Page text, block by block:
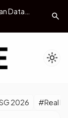
Data
Strategi
Indonesia
search
light_mode
2026 #Real